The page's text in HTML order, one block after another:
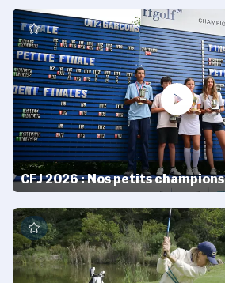
CFJ 2026 : Nos petits champions